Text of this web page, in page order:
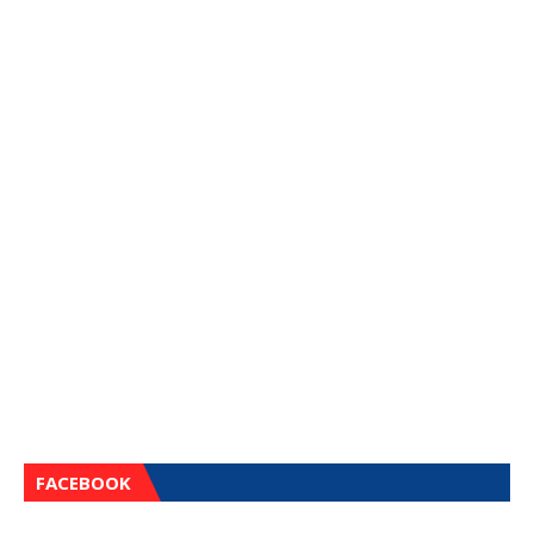
FACEBOOK